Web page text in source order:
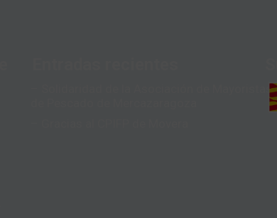
– Solidaridad de la Asociación de Mayoristas